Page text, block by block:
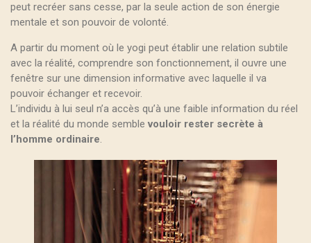
peut recréer sans cesse, par la seule action de son énergie
mentale et son pouvoir de volonté.
A partir du moment où le yogi peut établir une relation subtile
avec la réalité, comprendre son fonctionnement, il ouvre une
fenêtre sur une dimension informative avec laquelle il va
pouvoir échanger et recevoir.
L’individu à lui seul n’a accès qu’à une faible information du réel
et la réalité du monde semble vouloir rester secrète à
l’homme ordinaire.